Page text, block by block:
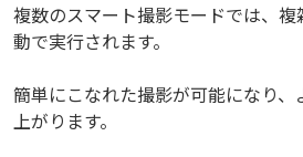
複数のスマート撮影モードでは、
動で実行されます。
簡単にこなれた撮影が可能になり
上がります。